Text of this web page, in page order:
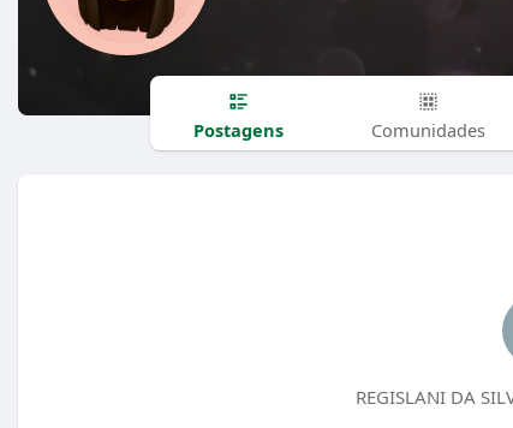
Postagens Comunidades
REGISLANI DA